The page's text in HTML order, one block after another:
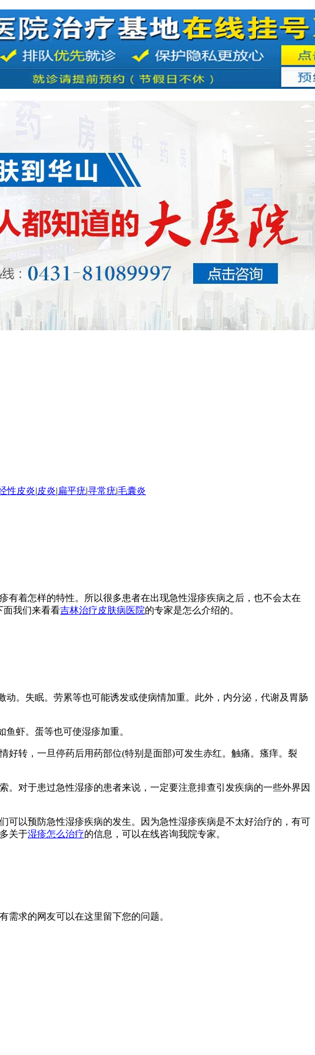
性皮炎|皮炎|扁平疣|寻常疣|毛囊炎
着怎样的特性。所以很多患者在出现急性湿疹疾病之后，也不会太在
面我们来看看吉林治疗皮肤病医院的专家是怎么介绍的。
。失眠。劳累等也可能诱发或使病情加重。此外，内分泌，代谢及胃肠
虾。蛋等也可使湿疹加重。
好转，一旦停药后用药部位(特别是面部)可发生赤红。触痛。瘙痒。裂
对于患过急性湿疹的患者来说，一定要注意排查引发疾病的一些外界因
以预防急性湿疹疾病的发生。因为急性湿疹疾病是不太好治疗的，有可
关于湿疹怎么治疗的信息，可以在线咨询我院专家。
求的网友可以在这里留下您的问题。